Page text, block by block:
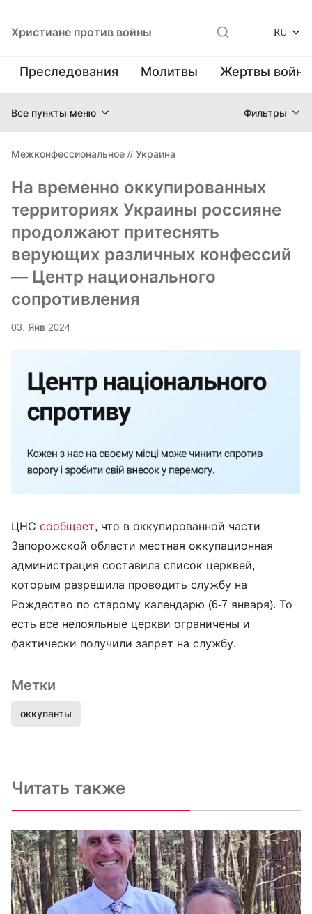
Христиане против войны RU
Преследования Молитвы Жертвы
Все пункты меню Фильтры
Межконфессиональное // Украина
На временно оккупированных
территориях Украины россияне
продолжают притеснять
верующих различных конфессий
— Центр национального
сопротивления
03. Янв 2024
ЦНС сообщает, что в оккупированной части
Запорожской области местная оккупационная
администрация составила список церквей,
которым разрешила проводить службу на
Рождество по старому календарю (6-7 января). То
есть все нелояльные церкви ограничены и
фактически получили запрет на службу.
Метки
оккупанты
Читать также